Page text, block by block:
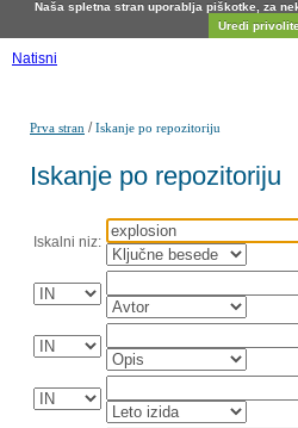
Naša spletna stran uporablja piškotke, za
Uredi
Natisni
Prva stran /Iskanje po repozitoriju
Iskanje po repozitoriju
Iskalni niz: